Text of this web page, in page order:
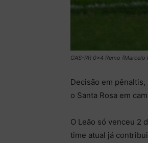
GAS-RR 0×4 Remo
Decisão em
o Santa Rosa em
O Leão só venceu 2
time atual já